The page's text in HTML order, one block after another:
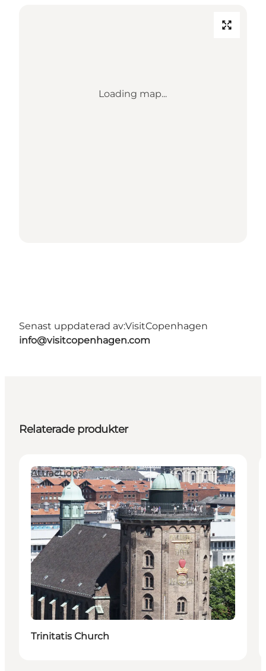
Loading map...
Senast uppdaterad av:VisitCopenhagen
info@visitcopenhagen.com
Relaterade produkter
Attractions
Trinitatis Church